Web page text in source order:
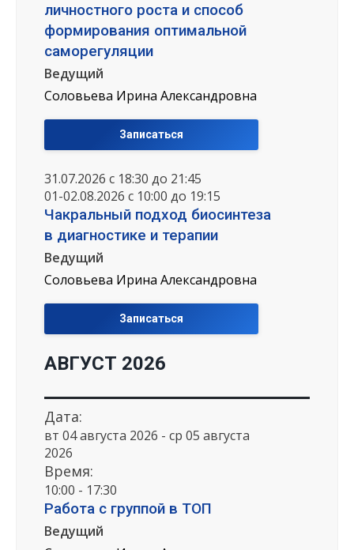
личностного роста и способ
формирования оптимальной
саморегуляции
Ведущий
Соловьева Ирина Александровна
Записаться
31.07.2026 с 18:30 до 21:45
01-02.08.2026 с 10:00 до 19:15
Чакральный подход биосинтеза
в диагностике и терапии
Ведущий
Соловьева Ирина Александровна
Записаться
АВГУСТ 2026
Дата:
вт 04 августа 2026 - ср 05 августа
2026
Время:
10:00 - 17:30
Работа с группой в ТОП
Ведущий